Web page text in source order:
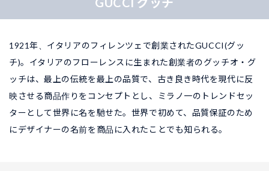
1921年、イタリアのフィレンツェで創業されたGUCCI(グッ
チ)。イタリアのフローレンスに生まれた創業者のグッチオ・グ
ッチは、最上の伝統を最上の品質で、古き良き時代を現代に反
映させる商品作りをコンセプトとし、ミラノ一のトレンドセッ
ターとして世界に名を馳せた。世界で初めて、品質保証のため
にデザイナーの名前を商品に入れたことでも知られる。